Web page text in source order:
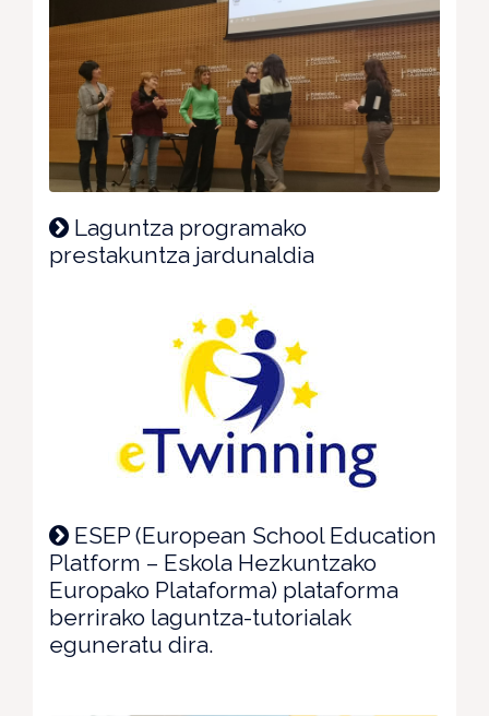
Laguntza programako
prestakuntza jardunaldia
ESEP (European School Education
Platform – Eskola Hezkuntzako
Europako Plataforma) plataforma
berrirako laguntza-tutorialak
eguneratu dira.